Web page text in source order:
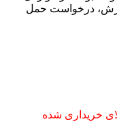
درخواست حمل